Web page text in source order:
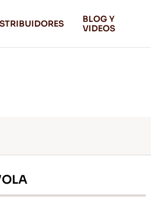
BLOG Y
VIDEOS